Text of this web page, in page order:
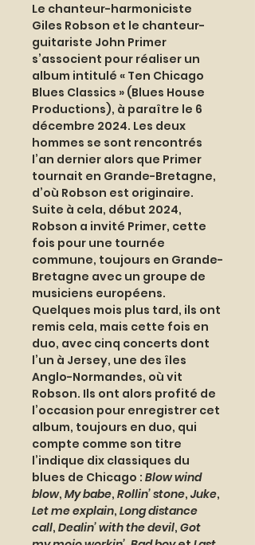
Le chanteur-harmoniciste
Giles Robson et le chanteur-
guitariste John Primer
s’associent pour réaliser un
album intitulé « Ten Chicago
Blues Classics » (Blues House
Productions), à paraître le 6
décembre 2024. Les deux
hommes se sont rencontrés
l’an dernier alors que Primer
tournait en Grande-Bretagne,
d’où Robson est originaire.
Suite à cela, début 2024,
Robson a invité Primer, cette
fois pour une tournée
commune, toujours en Grande-
Bretagne avec un groupe de
musiciens européens.
Quelques mois plus tard, ils ont
remis cela, mais cette fois en
duo, avec cinq concerts dont
l’un à Jersey, une des îles
Anglo-Normandes, où vit
Robson. Ils ont alors profité de
l’occasion pour enregistrer cet
album, toujours en duo, qui
compte comme son titre
l’indique dix classiques du
blues de Chicago : Blow wind
blow, My babe, Rollin’ stone, Juke,
Let me explain, Long distance
call, Dealin’ with the devil, Got